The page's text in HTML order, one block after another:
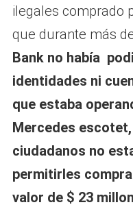
ilegales comprado
que durante más
Bank no había
identidades ni
que estaba
Mercedes
ciudadanos no
permitirles
valor de $ 23